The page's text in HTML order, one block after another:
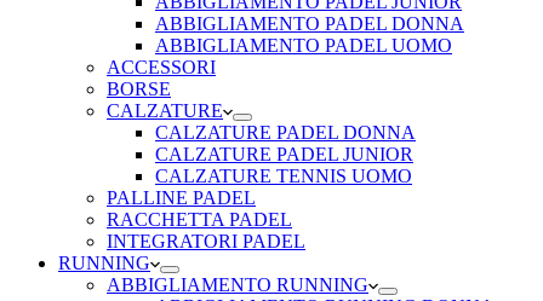
ABBIGLIAMENTO PADEL DONNA
ABBIGLIAMENTO PADEL UOMO
ACCESSORI
BORSE
CALZATURE
CALZATURE PADEL DONNA
CALZATURE PADEL JUNIOR
CALZATURE TENNIS UOMO
PALLINE PADEL
RACCHETTA PADEL
INTEGRATORI PADEL
RUNNING
ABBIGLIAMENTO RUNNING